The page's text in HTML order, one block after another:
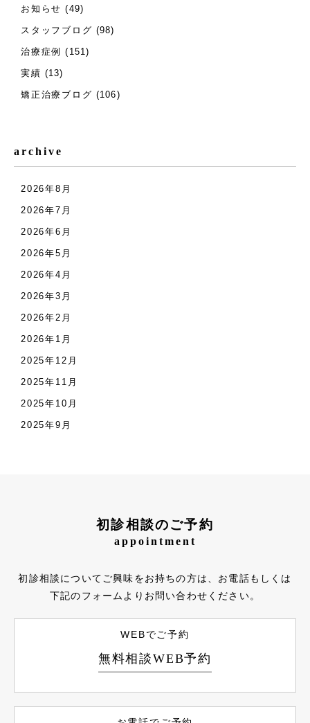
お知らせ (49)
スタッフブログ (98)
治療症例 (151)
実績 (13)
矯正治療ブログ (106)
archive
2026年8月
2026年7月
2026年6月
2026年5月
2026年4月
2026年3月
2026年2月
2026年1月
2025年12月
2025年11月
2025年10月
2025年9月
初診相談のご予約
appointment
初診相談についてご興味をお持ちの方は、お電話もしくは
下記のフォームよりお問い合わせください。
WEBでご予約
無料相談WEB予約